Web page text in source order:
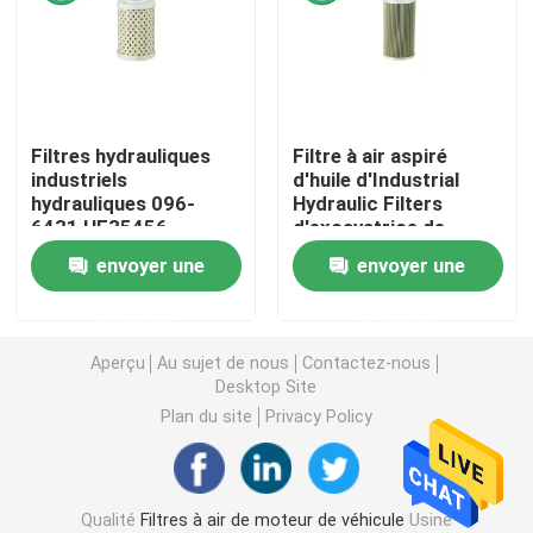
Filtre de carburant pour véhicules à moteur
Rotation sur des filtres à huile
Filtres à gazole
Filtres de transmission automatique
Marine Engine Filters
Filtres résistants
Filtres hydrauliques
industriels
hydrauliques 096-
6431 HF35456
P551347 PT8341 H-
2718 099-7352
envoyer une
Filtre à air aspiré
d'huile d'Industrial
Hydraulic Filters
d'excavatrice de
médias de Microglass
60082694 60012123
envoyer une
Aperçu Au sujet de nous
Contactez-nous
Desktop Site
Plan du site
Privacy Policy
Qualité Filtres à air de moteur de véhicule Usine